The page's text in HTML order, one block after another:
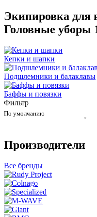
Экипировка для
Головные уборы
Кепки и шапки
Подшлемники и балаклавы
Баффы и повязки
Фильтр
По умолчанию
Производители
Все бренды